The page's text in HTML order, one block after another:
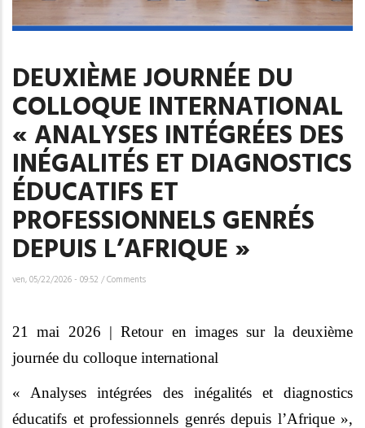
DEUXIÈME JOURNÉE DU
COLLOQUE INTERNATIONAL
« ANALYSES INTÉGRÉES DES
INÉGALITÉS ET DIAGNOSTICS
ÉDUCATIFS ET
PROFESSIONNELS GENRÉS
DEPUIS L’AFRIQUE »
ven, 05/22/2026 - 09:52 /Comments
21 mai 2026 | Retour en images sur la deuxième
journée du colloque international
« Analyses intégrées des inégalités et diagnostics
éducatifs et professionnels genrés depuis l’Afrique »,